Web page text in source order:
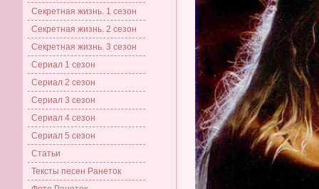
Секретная жизнь. 1 сезон
Секретная жизнь. 2 сезон
Секретная жизнь. 3 сезон
Сериал 1 сезон
Сериал 2 сезон
Сериал 3 сезон
Сериал 4 сезон
Сериал 5 сезон
Статьи
Тексты песен Ранеток